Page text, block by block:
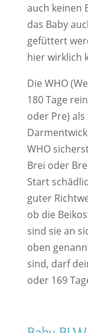
auch keinen
das Baby
gefüttert
hier wirklich
Die WHO
180 Tage
oder Pre)
WHO
Brei oder
Start
guter
ob die
sind sie an
oben
sind, darf
oder 169